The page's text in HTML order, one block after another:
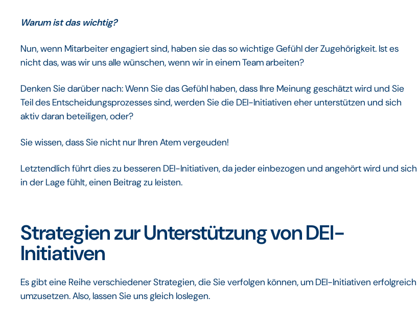
Warum ist das wichtig?
Nun, wenn Mitarbeiter engagiert sind, haben sie das so wichtige Gefühl der Zugehörigkeit. Ist es
nicht das, was wir uns alle wünschen, wenn wir in einem Team arbeiten?
Denken Sie darüber nach: Wenn Sie das Gefühl haben, dass Ihre Meinung geschätzt wird und Sie
Teil des Entscheidungsprozesses sind, werden Sie die DEI-Initiativen eher unterstützen und sich
aktiv daran beteiligen, oder?
Sie wissen, dass Sie nicht nur Ihren Atem vergeuden!
Letztendlich führt dies zu besseren DEI-Initiativen, da jeder einbezogen und angehört wird und sich
in der Lage fühlt, einen Beitrag zu leisten.
Strategien zur Unterstützung von DEI-
Initiativen
Es gibt eine Reihe verschiedener Strategien, die Sie verfolgen können, um DEI-Initiativen erfolgreich
umzusetzen. Also, lassen Sie uns gleich loslegen.